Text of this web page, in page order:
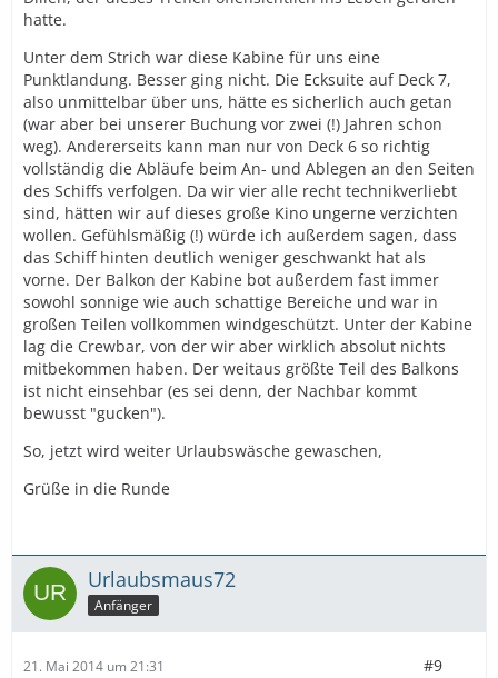
hatte.
Unter dem Strich war diese Kabine für uns eine
Punktlandung. Besser ging nicht. Die Ecksuite auf Deck 7,
also unmittelbar über uns, hätte es sicherlich auch getan
(war aber bei unserer Buchung vor zwei (!) Jahren schon
weg). Andererseits kann man nur von Deck 6 so richtig
vollständig die Abläufe beim An- und Ablegen an den Seiten
des Schiffs verfolgen. Da wir vier alle recht technikverliebt
sind, hätten wir auf dieses große Kino ungerne verzichten
wollen. Gefühlsmäßig (!) würde ich außerdem sagen, dass
das Schiff hinten deutlich weniger geschwankt hat als
vorne. Der Balkon der Kabine bot außerdem fast immer
sowohl sonnige wie auch schattige Bereiche und war in
großen Teilen vollkommen windgeschützt. Unter der Kabine
lag die Crewbar, von der wir aber wirklich absolut nichts
mitbekommen haben. Der weitaus größte Teil des Balkons
ist nicht einsehbar (es sei denn, der Nachbar kommt
bewusst "gucken").
So, jetzt wird weiter Urlaubswäsche gewaschen,
Grüße in die Runde
Urlaubsmaus72
Anfänger
21. Mai 2014 um 21:31 #9